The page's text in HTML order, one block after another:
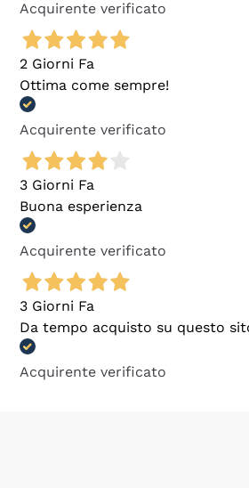
Acquirente verificato
2 Giorni Fa
Ottima come sempre!
Acquirente verificato
3 Giorni Fa
Buona esperienza
Acquirente verificato
3 Giorni Fa
Da tempo acquisto su questo
Acquirente verificato